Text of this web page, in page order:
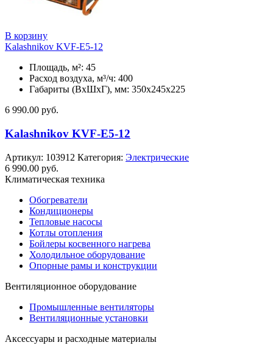
В корзину
Kalashnikov KVF-E5-12
Площадь, м²: 45
Расход воздуха, м³/ч: 400
Габариты (ВхШхГ), мм: 350x245x225
6 990.00 руб.
Kalashnikov KVF-E5-12
Артикул: 103912 Категория: Электрические
6 990.00 руб.
Климатическая техника
Обогреватели
Кондиционеры
Тепловые насосы
Котлы отопления
Бойлеры косвенного нагрева
Холодильное оборудование
Опорные рамы и конструкции
Вентиляционное оборудование
Промышленные вентиляторы
Вентиляционные установки
Аксессуары и расходные материалы